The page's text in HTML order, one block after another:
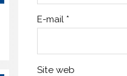
E-mail *
Site web